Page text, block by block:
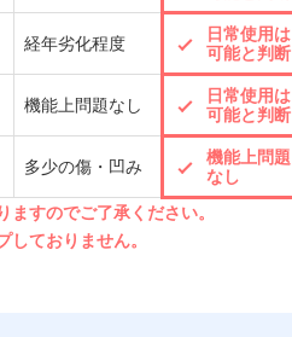
経年劣化程度
日常使用は
可能と判断
機能上問題なし
日常使用は
可能と判断
多少の傷・凹み
機能上問題
なし
すのでご了承ください。
ておりません。